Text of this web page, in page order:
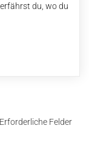
du, wo du
Erforderliche Felder